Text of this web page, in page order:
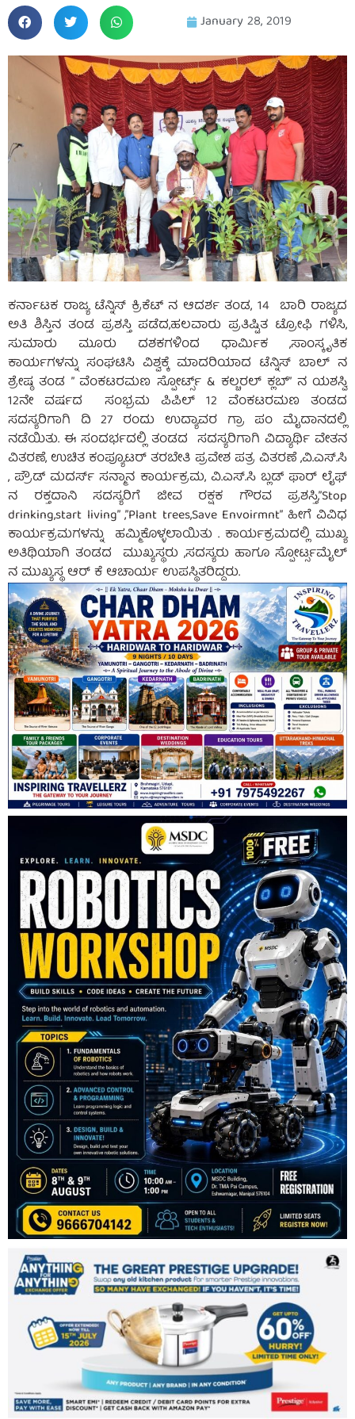
January 28, 2019
ಕರ್ನಾಟಕ ರಾಜ್ಯ ಟೆನ್ನಿಸ್ ಕ್ರಿಕೆಟ್ ನ ಆದರ್ಶ ತಂಡ, 14 ಬಾರಿ ರಾಜ್ಯದ
ಅತಿ ಶಿಸ್ತಿನ ತಂಡ ಪ್ರಶಸ್ತಿ ಪಡೆದ,ಹಲವಾರು ಪ್ರತಿಷ್ಟಿತ ಟ್ರೋಫಿ ಗಳಿಸಿ,
ಸುಮಾರು ಮೂರು ದಶಕಗಳಿಂದ ಧಾರ್ಮಿಕ ,ಸಾಂಸ್ಕೃತಿಕ
ಕಾರ್ಯಗಳನ್ನು ಸಂಘಟಿಸಿ ವಿಶ್ವಕ್ಕೆ ಮಾದರಿಯಾದ ಟೆನ್ನಿಸ್ ಬಾಲ್ ನ
ಶ್ರೇಷ್ಠ ತಂಡ ” ವೆಂಕಟರಮಣ ಸ್ಪೋರ್ಟ್ಸ್ & ಕಲ್ಚರಲ್ ಕ್ಲಬ್” ನ ಯಶಸ್ವಿ
12ನೇ ವರ್ಷದ ಸಂಭ್ರಮ ಪಿಪಿಲ್ 12 ವೆಂಕಟರಮಣ ತಂಡದ
ಸದಸ್ಯರಿಗಾಗಿ ದಿ 27 ರಂದು ಉದ್ಯಾವರ ಗ್ರಾ ಪಂ ಮೈದಾನದಲ್ಲಿ
ನಡೆಯಿತು. ಈ ಸಂದರ್ಭದಲ್ಲಿ ತಂಡದ ಸದಸ್ಯರಿಗಾಗಿ ವಿದ್ಯಾರ್ಥಿ ವೇತನ
ವಿತರಣೆ, ಉಚಿತ ಕಂಪ್ಯೂಟರ್ ತರಬೇತಿ ಪ್ರವೇಶ ಪತ್ರ ವಿತರಣೆ ,ವಿ.ಎಸ್.ಸಿ
, ಪ್ರೌಡ್ ಮದರ್ಸ್ ಸನ್ಮಾನ ಕಾರ್ಯಕ್ರಮ, ವಿ.ಎಸ್.ಸಿ ಬ್ಲಡ್ ಫಾರ್ ಲೈಫ್
ನ ರಕ್ತದಾನಿ ಸದಸ್ಯರಿಗೆ ಜೀವ ರಕ್ಷಕ ಗೌರವ ಪ್ರಶಸ್ತಿ,”Stop
drinking,start living” ,”Plant trees,Save Envoirmnt” ಹೀಗೆ ವಿವಿಧ
ಕಾರ್ಯಕ್ರಮಗಳನ್ನು ಹಮ್ಮಿಕೊಳ್ಳಲಾಯಿತು . ಕಾರ್ಯಕ್ರಮದಲ್ಲಿ ಮುಖ್ಯ
ಅತಿಥಿಯಾಗಿ ತಂಡದ ಮುಖ್ಯಸ್ಥರು ,ಸದಸ್ಯರು ಹಾಗೂ ಸ್ಪೋರ್ಟ್ಸಮೈಲ್
ನ ಮುಖ್ಯಸ್ಥ ಆರ್ ಕೆ ಆಚಾರ್ಯ ಉಪಸ್ಥಿತರಿದ್ದರು.